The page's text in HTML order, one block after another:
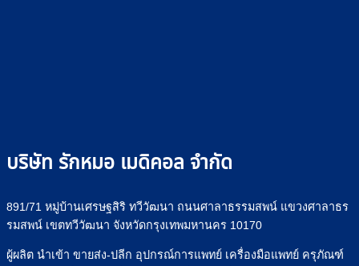
บริษัท รักหมอ เมดิคอล จำกัด
891/71 หมู่บ้านเศรษฐสิริ ทวีวัฒนา ถนนศาลาธรรมสพน์ แขวงศาลาธร
รมสพน์ เขตทวีวัฒนา จังหวัดกรุงเทพมหานคร 10170
ผู้ผลิต นำเข้า ขายส่ง-ปลีก อุปกรณ์การแพทย์ เครื่องมือแพทย์ ครุภัณฑ์